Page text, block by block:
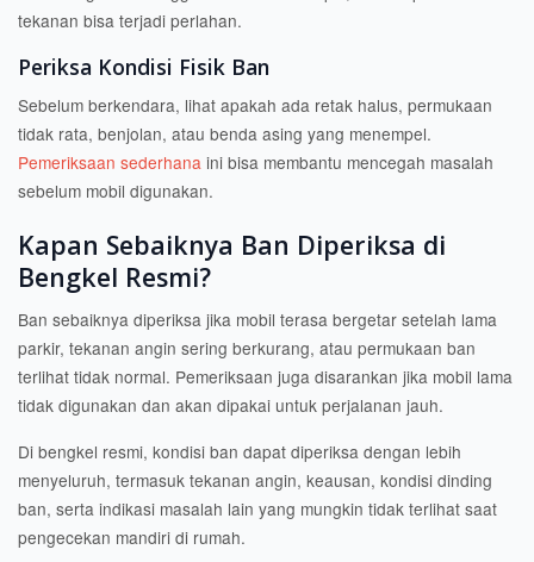
tekanan bisa terjadi perlahan.
Periksa Kondisi Fisik Ban
Sebelum berkendara, lihat apakah ada retak halus, permukaan
tidak rata, benjolan, atau benda asing yang menempel.
Pemeriksaan sederhana ini bisa membantu mencegah masalah
sebelum mobil digunakan.
Kapan Sebaiknya Ban Diperiksa di
Bengkel Resmi?
Ban sebaiknya diperiksa jika mobil terasa bergetar setelah lama
parkir, tekanan angin sering berkurang, atau permukaan ban
terlihat tidak normal. Pemeriksaan juga disarankan jika mobil lama
tidak digunakan dan akan dipakai untuk perjalanan jauh.
Di bengkel resmi, kondisi ban dapat diperiksa dengan lebih
menyeluruh, termasuk tekanan angin, keausan, kondisi dinding
ban, serta indikasi masalah lain yang mungkin tidak terlihat saat
pengecekan mandiri di rumah.